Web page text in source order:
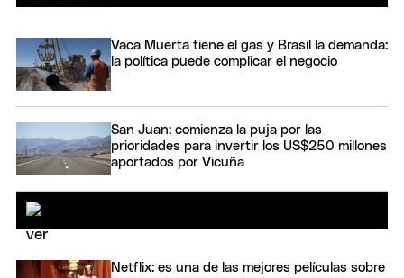
Vaca Muerta tiene el gas y Brasil la demanda:
la política puede complicar el negocio
San Juan: comienza la puja por las
prioridades para invertir los US$250 millones
aportados por Vicuña
Netflix: es una de las mejores películas sobre